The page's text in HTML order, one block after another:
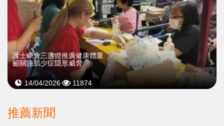
護士學會三盞燈推廣健康體重
籲關注肌少症隱形威脅
14/04/2026 11874
推薦新聞